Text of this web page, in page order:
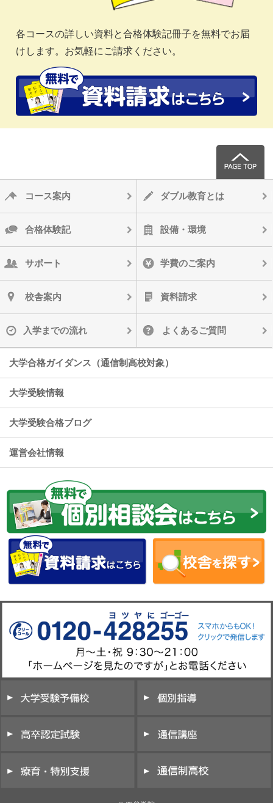
各コースの詳しい資料と合格体験記冊子を無料でお届
けします。お気軽にご請求ください。
コース案内 ダブル教育とは
合格体験記 設備・環境
サポート 学費のご案内
校舎案内 資料請求
入学までの流れ よくあるご質問
大学合格ガイダンス（通信制高校対象）
大学受験情報
大学受験合格ブログ
運営会社情報